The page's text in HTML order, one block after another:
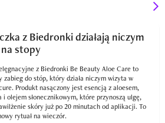
z Biedronki działają niczym
stopy
z Biedronki Be Beauty Aloe Care to
zabieg do stóp, który działa niczym wizyta w
Produkt nasączony jest esencją z aloesem,
i olejem słonecznikowym, które przynoszą ulgę,
skóry już po 20 minutach od aplikacji. To
rytuał na wieczór.